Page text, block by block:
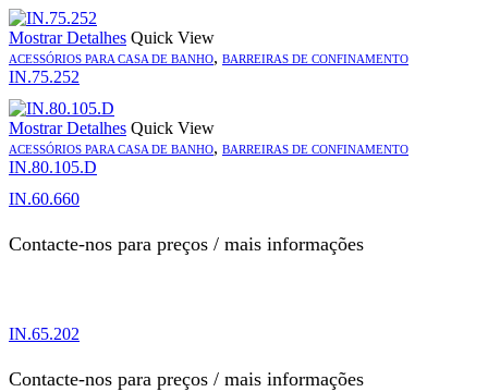
Mostrar Detalhes Quick View
ACESSÓRIOS PARA CASA DE BANHO, BARREIRAS DE CONFINAMENTO
IN.75.252
Mostrar Detalhes Quick View
ACESSÓRIOS PARA CASA DE BANHO, BARREIRAS DE CONFINAMENTO
IN.80.105.D
IN.60.660
Contacte-nos para preços / mais informações
IN.65.202
Contacte-nos para preços / mais informações